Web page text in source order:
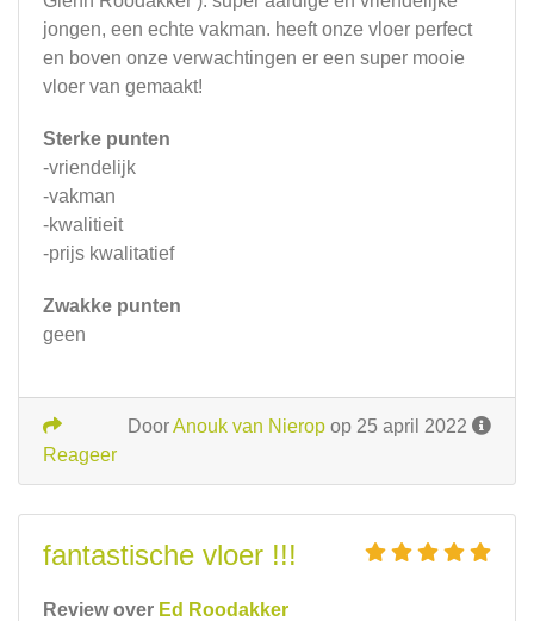
jongen, een echte vakman. heeft onze vloer perfect
en boven onze verwachtingen er een super mooie
vloer van gemaakt!
Sterke punten
-vriendelijk
-vakman
-kwalitieit
-prijs kwalitatief
Zwakke punten
geen
DoorAnouk van Nierop op 25 april 2022
Reageer
fantastische vloer !!!
Review over Ed Roodakker